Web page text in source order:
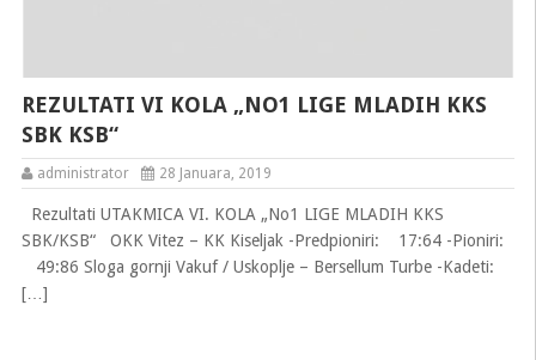
REZULTATI VI KOLA „NO1 LIGE MLADIH KKS
SBK KSB“
administrator 28 Januara, 2019
Rezultati UTAKMICA VI. KOLA „No1 LIGE MLADIH KKS
SBK/KSB“ OKK Vitez – KK Kiseljak -Predpioniri: 17:64 -Pioniri:
49:86 Sloga gornji Vakuf / Uskoplje – Bersellum Turbe -Kadeti:
[…]